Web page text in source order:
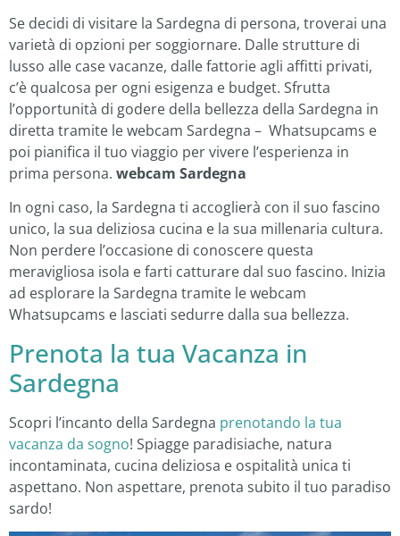
Se decidi di visitare la Sardegna di persona, troverai una
varietà di opzioni per soggiornare. Dalle strutture di
lusso alle case vacanze, dalle fattorie agli affitti privati,
c’è qualcosa per ogni esigenza e budget. Sfrutta
l’opportunità di godere della bellezza della Sardegna in
diretta tramite le webcam Sardegna – Whatsupcams e
poi pianifica il tuo viaggio per vivere l’esperienza in
prima persona. webcam Sardegna
In ogni caso, la Sardegna ti accoglierà con il suo fascino
unico, la sua deliziosa cucina e la sua millenaria cultura.
Non perdere l’occasione di conoscere questa
meravigliosa isola e farti catturare dal suo fascino. Inizia
ad esplorare la Sardegna tramite le webcam
Whatsupcams e lasciati sedurre dalla sua bellezza.
Prenota la tua Vacanza in
Sardegna
Scopri l’incanto della Sardegna prenotando la tua
vacanza da sogno! Spiagge paradisiache, natura
incontaminata, cucina deliziosa e ospitalità unica ti
aspettano. Non aspettare, prenota subito il tuo paradiso
sardo!